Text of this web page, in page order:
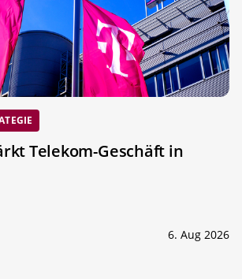
Telekom-Geschäft in
6. Aug 2026